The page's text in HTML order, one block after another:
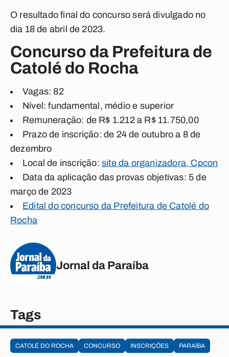
O resultado final do concurso será divulgado no
dia 18 de abril de 2023.
Concurso da Prefeitura de
Catolé do Rocha
Vagas: 82
Nível: fundamental, médio e superior
Remuneração: de R$ 1.212 a R$ 11.750,00
Prazo de inscrição: de 24 de outubro a 8 de
dezembro
Local de inscrição: site da organizadora, Cpcon
Data da aplicação das provas objetivas: 5 de
março de 2023
Edital do concurso da Prefeitura de Catolé do
Rocha
Jornal da Paraíba
Tags
CATOLÉ DO ROCHA CONCURSO INSCRIÇÕES PARAÍBA